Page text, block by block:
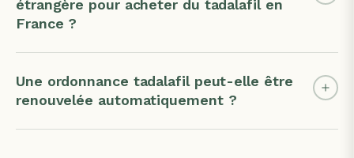
étrangère pour acheter du tadalafil en
France ?
Une ordonnance tadalafil peut-elle être
renouvelée automatiquement ?